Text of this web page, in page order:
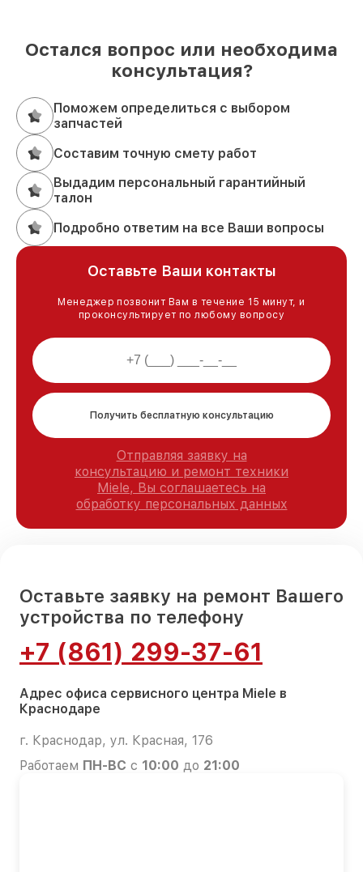
Остался вопрос или необходима
консультация?
Поможем определиться с выбором
запчастей
Составим точную смету работ
Выдадим персональный гарантийный
талон
Подробно ответим на все Ваши вопросы
Оставьте Ваши контакты
Менеджер позвонит Вам в течение 15 минут, и
проконсультирует по любому вопросу
Получить бесплатную консультацию
Отправляя заявку на
консультацию и ремонт техники
Miele, Вы соглашаетесь на
обработку персональных данных
Оставьте заявку на ремонт Вашего
устройства по телефону
+7 (861) 299-37-61
Адрес офиса сервисного центра Miele в
Краснодаре
г. Краснодар, ул. Красная, 176
Работаем ПН-ВС с 10:00 до 21:00